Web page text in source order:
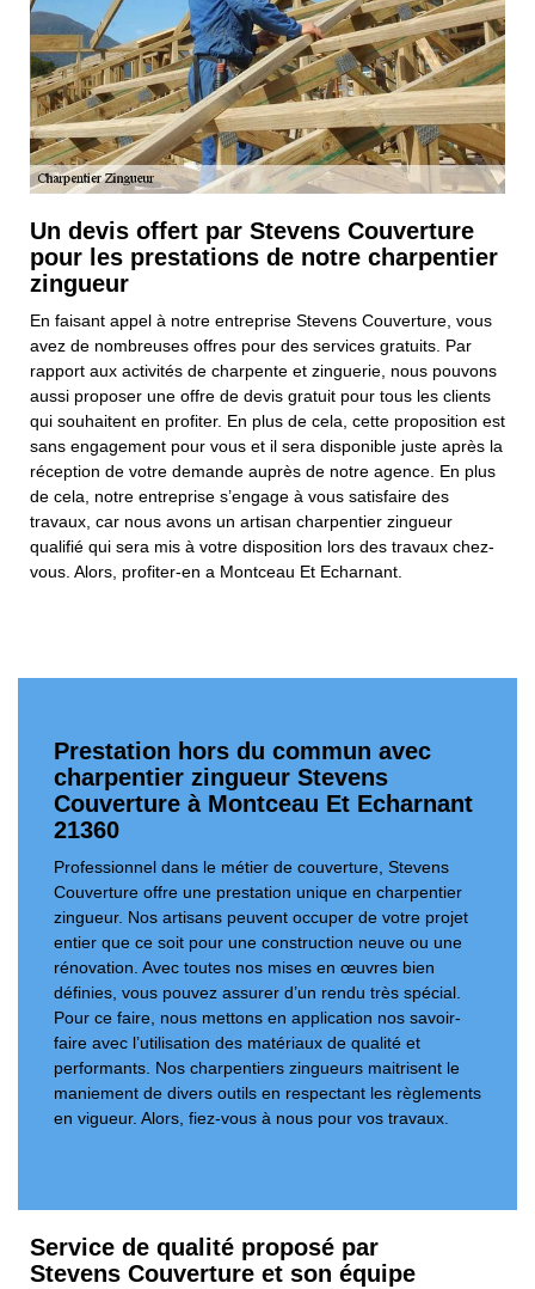
Un devis offert par Stevens Couverture
pour les prestations de notre charpentier
zingueur
En faisant appel à notre entreprise Stevens Couverture, vous
avez de nombreuses offres pour des services gratuits. Par
rapport aux activités de charpente et zinguerie, nous pouvons
aussi proposer une offre de devis gratuit pour tous les clients
qui souhaitent en profiter. En plus de cela, cette proposition est
sans engagement pour vous et il sera disponible juste après la
réception de votre demande auprès de notre agence. En plus
de cela, notre entreprise s’engage à vous satisfaire des
travaux, car nous avons un artisan charpentier zingueur
qualifié qui sera mis à votre disposition lors des travaux chez-
vous. Alors, profiter-en a Montceau Et Echarnant.
Prestation hors du commun avec
charpentier zingueur Stevens
Couverture à Montceau Et Echarnant
21360
Professionnel dans le métier de couverture, Stevens
Couverture offre une prestation unique en charpentier
zingueur. Nos artisans peuvent occuper de votre projet
entier que ce soit pour une construction neuve ou une
rénovation. Avec toutes nos mises en œuvres bien
définies, vous pouvez assurer d’un rendu très spécial.
Pour ce faire, nous mettons en application nos savoir-
faire avec l’utilisation des matériaux de qualité et
performants. Nos charpentiers zingueurs maitrisent le
maniement de divers outils en respectant les règlements
en vigueur. Alors, fiez-vous à nous pour vos travaux.
Service de qualité proposé par
Stevens Couverture et son équipe